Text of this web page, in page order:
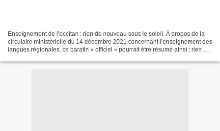
Enseignement de l’occitan : rien de nouveau sous le soleil. À propos de la
circulaire ministérielle du 14 décembre 2021 concernant l’enseignement des
langues régionales, ce baratin « officiel » pourrait être résumé ainsi : rien de